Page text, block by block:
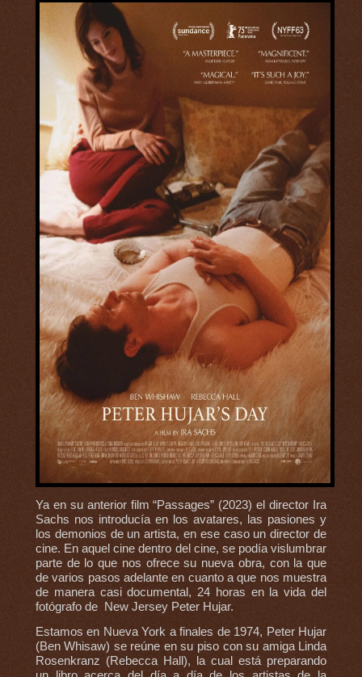
Ya en su anterior film “Passages” (2023) el director Ira
Sachs nos introducía en los avatares, las pasiones y
los demonios de un artista, en ese caso un director de
cine. En aquel cine dentro del cine, se podía vislumbrar
parte de lo que nos ofrece su nueva obra, con la que
de varios pasos adelante en cuanto a que nos muestra
de manera casi documental, 24 horas en la vida del
fotógrafo de New Jersey Peter Hujar.
Estamos en Nueva York a finales de 1974, Peter Hujar
(Ben Whisaw) se reúne en su piso con su amiga Linda
Rosenkranz (Rebecca Hall), la cual está preparando